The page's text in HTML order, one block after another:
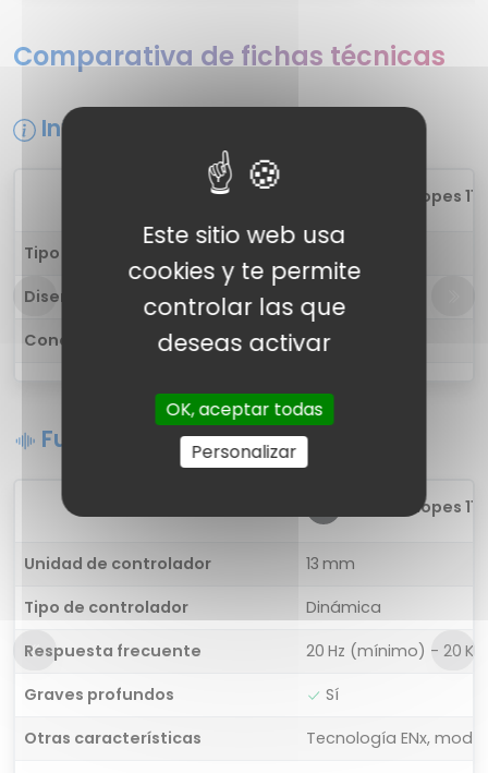
Comparativa de fichas técnicas
Información general
boAt Airdopes 115
Tipo de auricular
Diseño
-
Conectividad
Inalámbrica
Funciones de sonido
boAt Airdopes 115
Unidad de controlador
13 mm
Tipo de controlador
Dinámica
Respuesta frecuente
20 Hz (mínimo) - 20
Graves profundos
Sí
Otras características
Tecnología ENx,
Este sitio web usa
cookies y te permite
controlar las que
deseas activar
OK, aceptar todas
Personalizar